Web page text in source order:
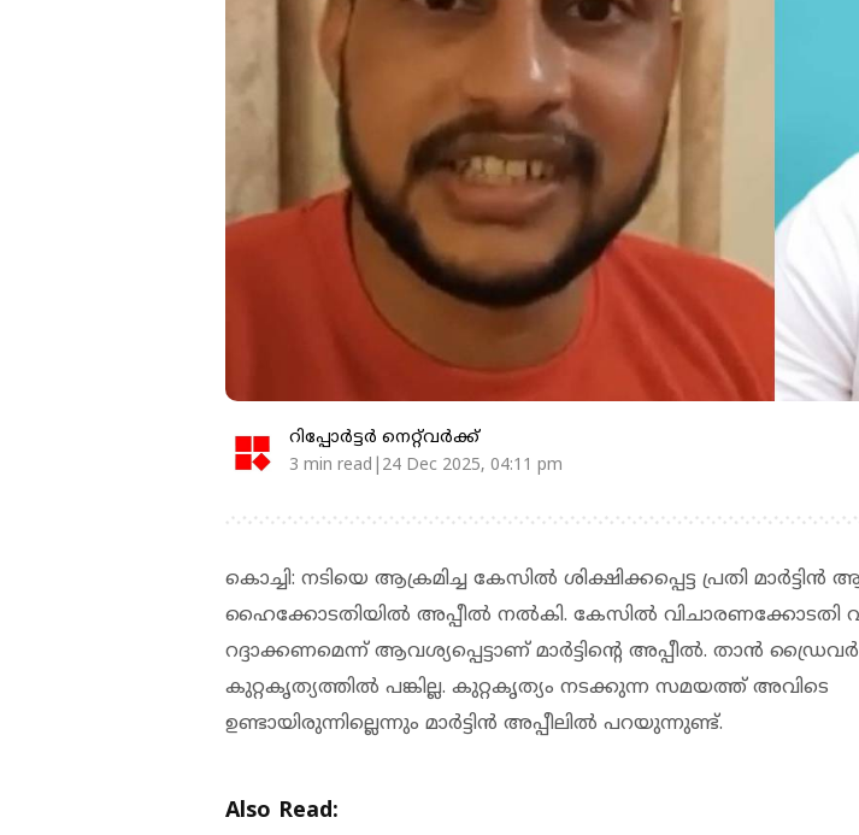
റിപ്പോർട്ടർ നെറ്റ്‌വര്‍ക്ക്‌
3 min read|24 Dec 2025, 04:11 pm
കൊച്ചി: നടിയെ ആക്രമിച്ച കേസിൽ ശിക്ഷിക്കപ്പെട്ട പ്രതി മാർട്ടിൻ
ഹൈക്കോടതിയിൽ അപ്പീൽ നൽകി. കേസിൽ വിചാരണക്കോടതി
റദ്ദാക്കണമെന്ന് ആവശ്യപ്പെട്ടാണ് മാർട്ടിന്റെ അപ്പീൽ. താൻ
കുറ്റകൃത്യത്തിൽ പങ്കില്ല. കുറ്റകൃത്യം നടക്കുന്ന സമയത്ത് അവിടെ
ഉണ്ടായിരുന്നില്ലെന്നും മാർട്ടിൻ അപ്പീലിൽ പറയുന്നുണ്ട്.
Also Read: